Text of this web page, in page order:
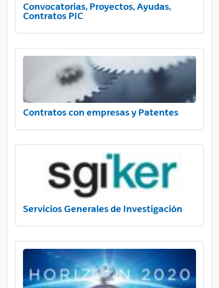
Convocatorias, Proyectos, Ayudas,
Contratos PIC
Contratos con empresas y Patentes
Servicios Generales de Investigación